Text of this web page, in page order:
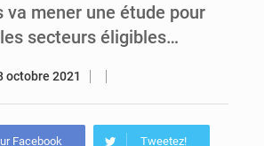
va mener une étude pour
secteurs éligibles…
octobre 2021
Facebook Tweetez!